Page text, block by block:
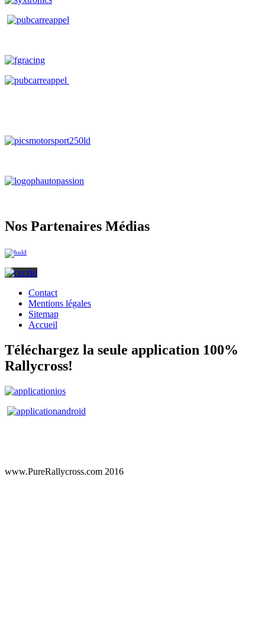
Nos Partenaires Médias
Contact
Mentions légales
Sitemap
Accueil
Téléchargez la seule application 100%
Rallycross!
www.PureRallycross.com 2016